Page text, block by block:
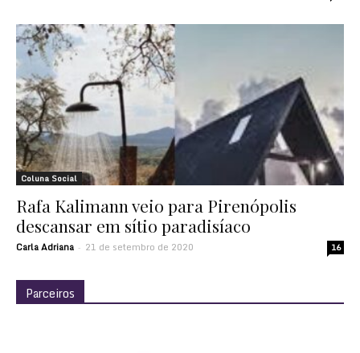
Coluna Social
Rafa Kalimann veio para Pirenópolis
descansar em sítio paradisíaco
Carla Adriana - 21 de setembro de 2020 16
Parceiros